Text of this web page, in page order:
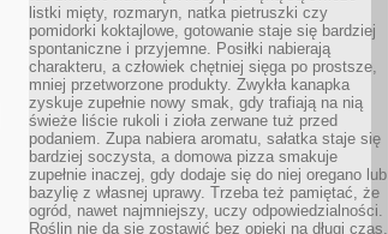
listki mięty, rozmaryn, natka pietruszki czy
pomidorki koktajlowe, gotowanie staje się bardziej
spontaniczne i przyjemne. Posiłki nabierają
charakteru, a człowiek chętniej sięga po prostsze,
mniej przetworzone produkty. Zwykła kanapka
zyskuje zupełnie nowy smak, gdy trafiają na nią
świeże liście rukoli i zioła zerwane tuż przed
podaniem. Zupa nabiera aromatu, sałatka staje się
bardziej soczysta, a domowa pizza smakuje
zupełnie inaczej, gdy dodaje się do niej oregano lub
bazylię z własnej uprawy. Trzeba też pamiętać, że
ogród, nawet najmniejszy, uczy odpowiedzialności.
Roślin nie da się zostawić bez opieki na długi czas,